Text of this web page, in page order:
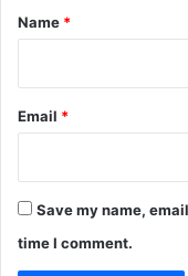
*
Name *
Email *
Save my name,
time I comment.